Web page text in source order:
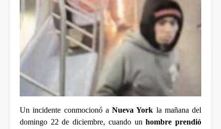
Un incidente conmocionó a Nueva York la mañana del
domingo 22 de diciembre, cuando un hombre prendió